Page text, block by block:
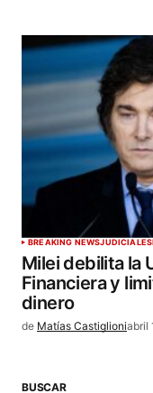
BREAKING NEWSJUDICIALES
Milei debilita la
Financiera y
dinero
de Matías Castiglioniabril
BUSCAR